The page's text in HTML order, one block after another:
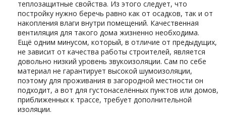
теплозащитные свойства. Из этого следует, что
постройку нужно беречь равно как от осадков, так и от
накопления влаги внутри помещений. Качественная
вентиляция для такого дома жизненно необходима.
Ещё одним минусом, который, в отличие от предыдущих,
не зависит от качества работы строителей, является
довольно низкий уровень звукоизоляции. Сам по себе
материал не гарантирует высокой шумоизоляции,
поэтому для проживания в загородной местности он
подходит, а вот для густонаселённых пунктов или домов,
приближенных к трассе, требует дополнительной
изоляции.